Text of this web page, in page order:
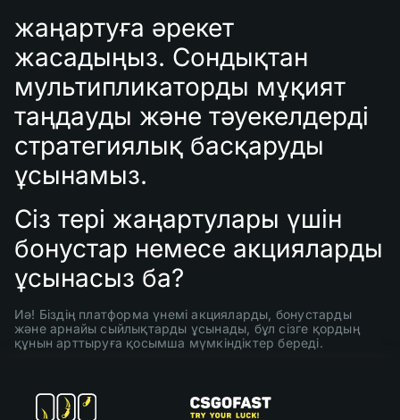
жаңартуға әрекет
жасадыңыз. Сондықтан
мультипликаторды мұқият
таңдауды және тәуекелдерді
стратегиялық басқаруды
ұсынамыз.
Сіз тері жаңартулары үшін
бонустар немесе акцияларды
ұсынасыз ба?
Иә! Біздің платформа үнемі акцияларды, бонустарды
және арнайы сыйлықтарды ұсынады, бұл сізге қордың
құнын арттыруға қосымша мүмкіндіктер береді.